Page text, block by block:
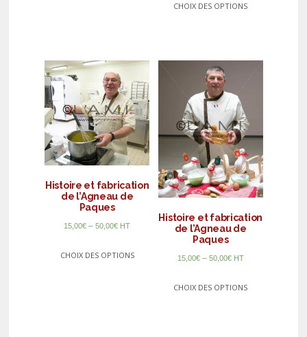
CHOIX DES OPTIONS
Histoire et fabrication
de l’Agneau de
Paques
15,00€ –50,00€ HT
CHOIX DES OPTIONS
Histoire et fabrication
de l’Agneau de
Paques
15,00€– 50,00€ HT
CHOIX DES OPTIONS